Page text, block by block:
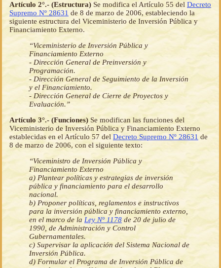
Artículo 2°.- (Estructura) Se modifica el Artículo 55 del Decreto
Supremo Nº 28631 de 8 de marzo de 2006, estableciendo la
siguiente estructura del Viceministerio de Inversión Pública y
Financiamiento Externo.
“Viceministerio de Inversión Pública y
Financiamiento Externo
- Dirección General de Preinversión y
Programación.
- Dirección General de Seguimiento de la Inversión
y el Financiamiento.
- Dirección General de Cierre de Proyectos y
Evaluación.”
Artículo 3°.- (Funciones) Se modifican las funciones del
Viceministerio de Inversión Pública y Financiamiento Externo
establecidas en el Artículo 57 del Decreto Supremo Nº 28631 de
8 de marzo de 2006, con el siguiente texto:
“Viceministro de Inversión Pública y
Financiamiento Externo
a) Plantear políticas y estrategias de inversión
pública y financiamiento para el desarrollo
nacional.
b) Proponer políticas, reglamentos e instructivos
para la inversión pública y financiamiento externo,
en el marco de la Ley Nº 1178 de 20 de julio de
1990, de Administración y Control
Gubernamentales.
c) Supervisar la aplicación del Sistema Nacional de
Inversión Pública.
d) Formular el Programa de Inversión Pública de